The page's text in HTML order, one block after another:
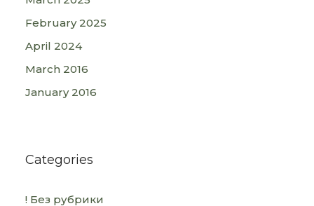
February 2025
April 2024
March 2016
January 2016
Categories
! Без рубрики